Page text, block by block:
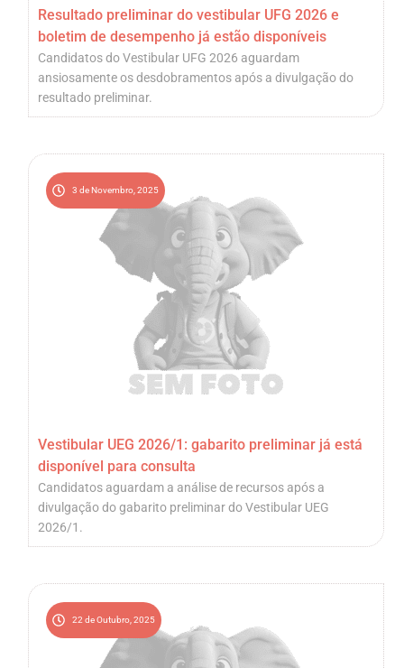
Resultado preliminar do vestibular UFG 2026 e
boletim de desempenho já estão disponíveis
Candidatos do Vestibular UFG 2026 aguardam
ansiosamente os desdobramentos após a divulgação do
resultado preliminar.
3 de Novembro, 2025
Vestibular UEG 2026/1: gabarito preliminar já está
disponível para consulta
Candidatos aguardam a análise de recursos após a
divulgação do gabarito preliminar do Vestibular UEG
2026/1.
22 de Outubro, 2025